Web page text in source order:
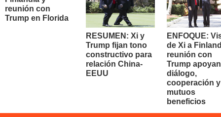
reunión con
Trump en Florida
RESUMEN: Xi y
Trump fijan tono
constructivo para
relación China-
EEUU
ENFOQUE:
de Xi a
reunión con
Trump apoyan
diálogo,
cooperación y
mutuos
beneficios